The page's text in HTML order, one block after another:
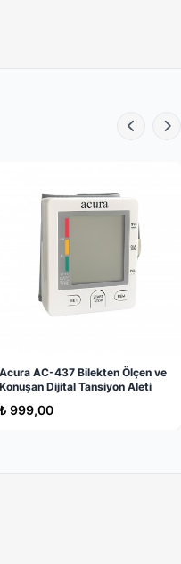
Acura AC-437 Bilekten Ölçen ve
Konuşan Dijital Tansiyon Aleti
₺ 999,00